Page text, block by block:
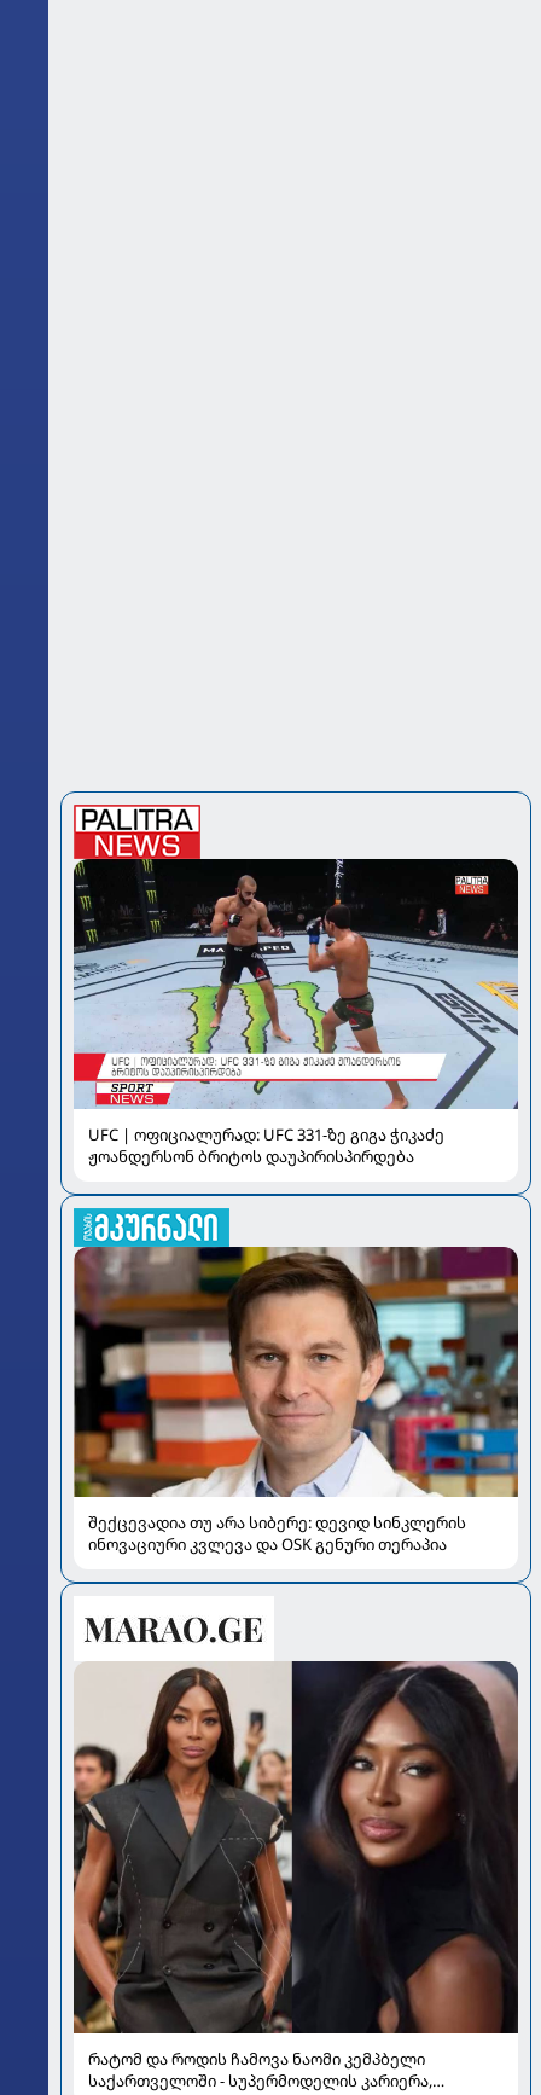
UFC | ოფიციალურად: UFC 331-ზე გიგა ჭიკაძე
ჟოანდერსონ ბრიტოს დაუპირისპირდება
შექცევადია თუ არა სიბერე: დევიდ სინკლერის
ინოვაციური კვლევა და OSK გენური თერაპია
რატომ და როდის ჩამოვა ნაომი კემპბელი
საქართველოში - სუპერმოდელის კარიერა,